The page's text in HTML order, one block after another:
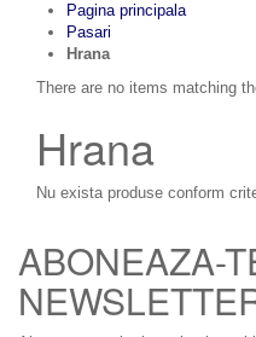
Pagina principala
Pasari
Hrana
There are no items matching
Hrana
Nu exista produse conform
ABONEAZA-